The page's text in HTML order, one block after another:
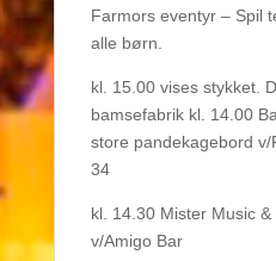
Farmors eventyr – Spil
alle børn.
kl. 15.00 vises stykket.
bamsefabrik kl. 14.00
store pandekagebord
34
kl. 14.30 Mister Music
v/Amigo Bar